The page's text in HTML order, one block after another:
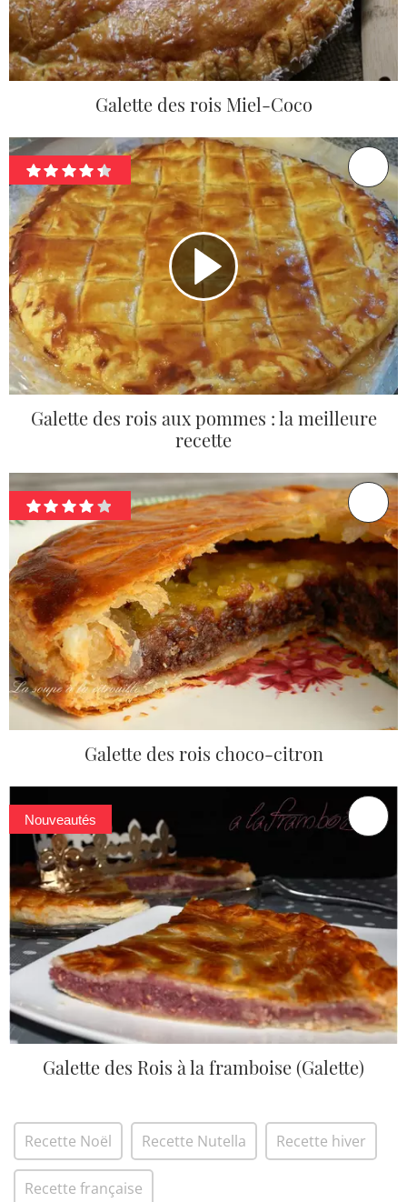
Galette des rois Miel-Coco
Galette des rois aux pommes : la meilleure
recette
Galette des rois choco-citron
Nouveautés
Galette des Rois à la framboise (Galette)
Recette Noël Recette Nutella Recette hiver
Recette française